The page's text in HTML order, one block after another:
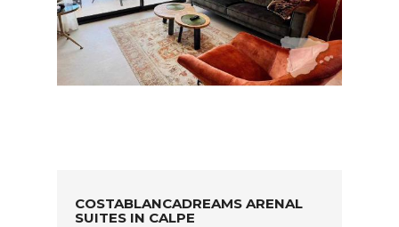
COSTABLANCADREAMS ARENAL
SUITES IN CALPE